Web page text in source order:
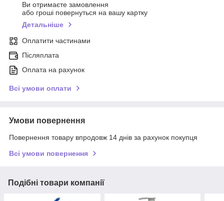
Ви отримаєте замовлення
або гроші повернуться на вашу картку
Детальніше
Оплатити частинами
Післяплата
Оплата на рахунок
Всі умови оплати
Умови повернення
Повернення товару впродовж 14 днів за рахунок покупця
Всі умови повернення
Подібні товари компанії